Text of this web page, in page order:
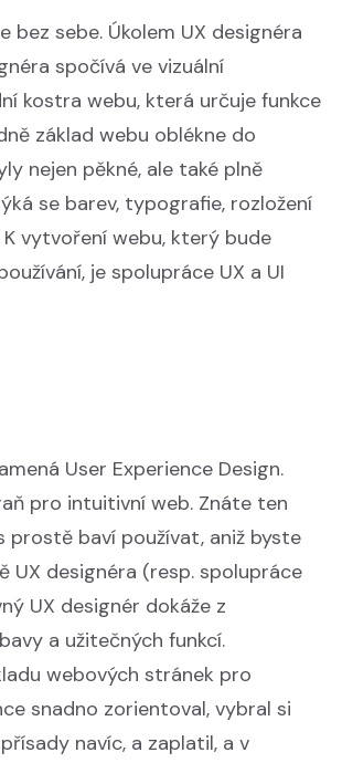
bez sebe. Úkolem UX designéra
spočívá ve vizuální
kostra webu, která určuje funkce
základ webu oblékne do
nejen pěkné, ale také plně
se barev, typografie, rozložení
vytvoření webu, který bude
je spolupráce UX a UI
User Experience Design.
pro intuitivní web. Znáte ten
baví používat, aniž byste
UX designéra (resp. spolupráce
UX designér dokáže z
a užitečných funkcí.
webových stránek pro
snadno zorientoval, vybral si
navíc, a zaplatil, a v